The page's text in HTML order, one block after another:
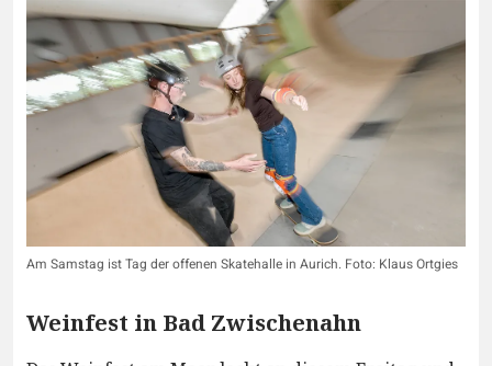
Am Samstag ist Tag der offenen Skatehalle in Aurich. Foto: Klaus Ortgies
Weinfest in Bad Zwischenahn